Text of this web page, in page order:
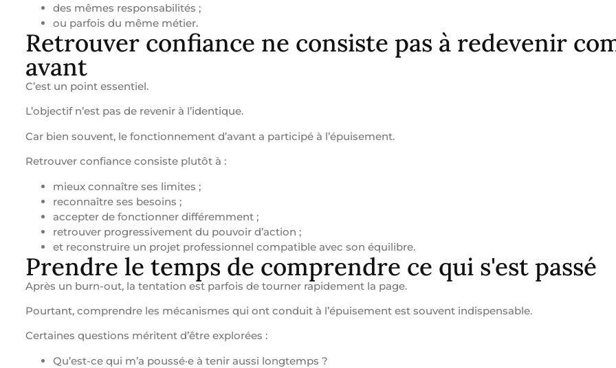
des mêmes responsabilités ;
ou parfois du même métier.
Retrouver confiance ne consiste pas à redevenir
avant
C’est un point essentiel.
L’objectif n’est pas de revenir à l’identique.
Car bien souvent, le fonctionnement d’avant a participé à l’épuisement.
Retrouver confiance consiste plutôt à :
mieux connaître ses limites ;
reconnaître ses besoins ;
accepter de fonctionner différemment ;
retrouver progressivement du pouvoir d’action ;
et reconstruire un projet professionnel compatible avec son équilibre.
Prendre le temps de comprendre ce qui s'est passé
Après un burn-out, la tentation est parfois de tourner rapidement la page.
Pourtant, comprendre les mécanismes qui ont conduit à l’épuisement est souvent indispensable.
Certaines questions méritent d’être explorées :
Qu’est-ce qui m’a poussé·e à tenir aussi longtemps ?